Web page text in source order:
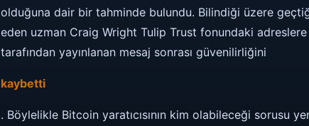
olduğuna dair bir tahminde bulundu. Bilindiği üzere
eden uzman Craig Wright Tulip Trust fonundaki
tarafından yayınlanan mesaj sonrası güvenilirliğini
kaybetti
. Böylelikle Bitcoin yaratıcısının kim olabileceği sorusu